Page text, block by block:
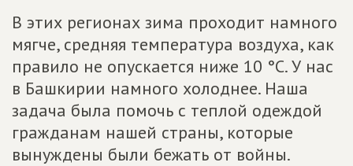
В этих регионах зима проходит намного
мягче, средняя температура воздуха, как
правило не опускается ниже 10 °С. У нас
в Башкирии намного холоднее. Наша
задача была помочь с теплой одеждой
гражданам нашей страны, которые
вынуждены были бежать от войны.